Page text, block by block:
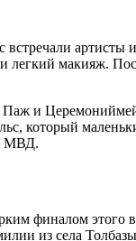
встречали
макияж.
и
который
МВД.
финалом
из села